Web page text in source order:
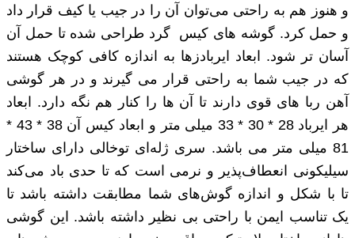
و هنوز هم به راحتی می‌توان آن را در جیب یا کیف قرار داد
و حمل کرد. گوشه‌ های کیس گرد طراحی شده تا حمل آن
آسان تر شود. ابعاد ایربادزها به اندازه کافی کوچک هستند
که در جیب شما به راحتی قرار می گیرند و در هر گوشی
آهن ربا های قوی دارند تا آن ها را کنار هم نگه دارد. ابعاد
هر ایرباد 28 * 30 * 33 میلی ‌متر و ابعاد کیس آن 38 * 43 *
81 میلی ‌متر می باشد. سری ژله‌ای توخالی دارای ساختار
سیلیکونی انعطاف‌پذیر و نرمی است که تا حدی باد می‌کند
تا با شکل و اندازه گوش‌های شما مطابقت داشته باشد تا
یک تناسب ایمن با راحتی بی ‌نظیر داشته باشد. این گوشی